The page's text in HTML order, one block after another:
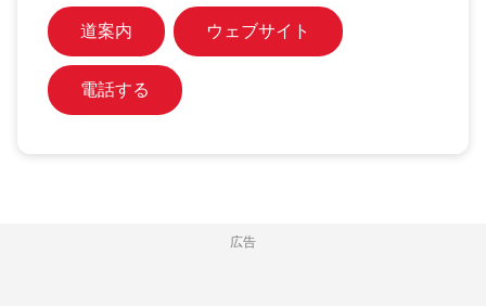
道案内 ウェブサイト
電話する
広告